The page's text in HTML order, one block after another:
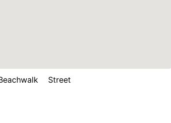
Street